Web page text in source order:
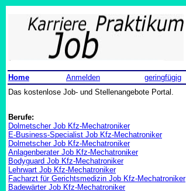
Home Anmelden geringfügig
Das kostenlose Job- und Stellenangebote Portal.
Berufe:
Dolmetscher Job Kfz-Mechatroniker
E-Business-Specialist Job Kfz-Mechatroniker
Dolmetscher Job Kfz-Mechatroniker
Anlagenberater Job Kfz-Mechatroniker
Bodyguard Job Kfz-Mechatroniker
Lehrwart Job Kfz-Mechatroniker
Facharzt für Gerichtsmedizin Job Kfz-Mechatroniker
Badewärter Job Kfz-Mechatroniker